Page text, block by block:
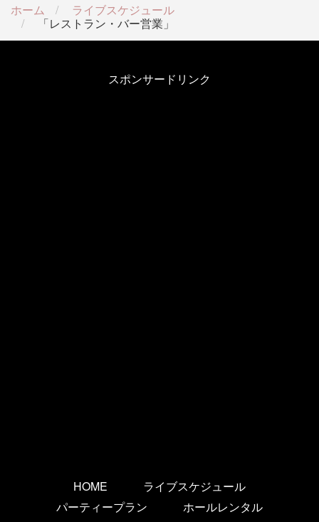
ホーム
ライブスケジュール
「レストラン・バー営業」
スポンサードリンク
HOME
ライブスケジュール
パーティープラン
ホールレンタル